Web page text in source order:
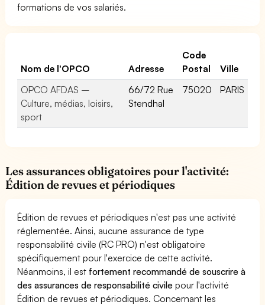
formations de vos salariés.
Nom de l'OPCO Adresse
Code
Postal
Ville
OPCO AFDAS –
Culture, médias, loisirs,
sport
66/72 Rue
Stendhal
75020 PARIS
Les assurances obligatoires pour l'activité:
Édition de revues et périodiques
Édition de revues et périodiques n'est pas une activité
réglementée. Ainsi, aucune assurance de type
responsabilité civile (RC PRO) n'est obligatoire
spécifiquement pour l'exercice de cette activité.
Néanmoins, il est fortement recommandé de souscrire à
des assurances de responsabilité civile pour l'activité
Édition de revues et périodiques. Concernant les